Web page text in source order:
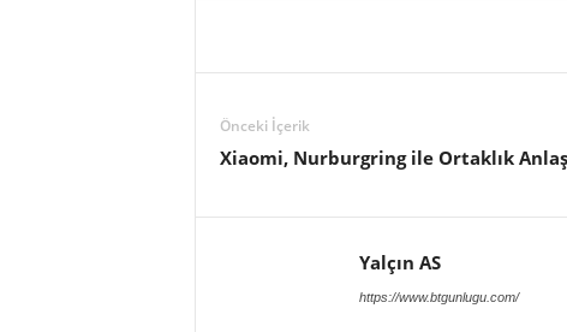
Önceki İçerik
Xiaomi, Nurburgring ile Ortaklık
Yalçın AS
https://www.btgunlugu.com/